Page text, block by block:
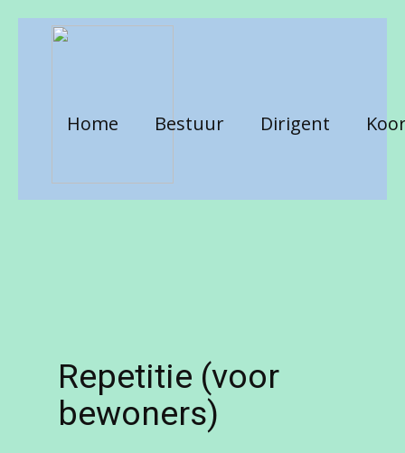
Home Bestuur Dirigent
Repetitie (voor
bewoners)